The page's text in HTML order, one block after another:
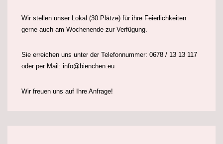
Wir stellen unser Lokal (30 Plätze) für ihre Feierlichkeiten
gerne auch am Wochenende zur Verfügung.
Sie erreichen uns unter der Telefonnummer: 0678 / 13 13 117
oder per Mail: info@bienchen.eu
Wir freuen uns auf Ihre Anfrage!